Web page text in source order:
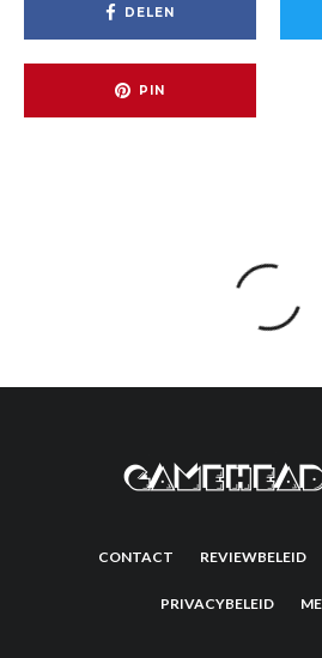
DELEN
PIN
CONTACT REVIEWBELEID
PRIVACYBELEID